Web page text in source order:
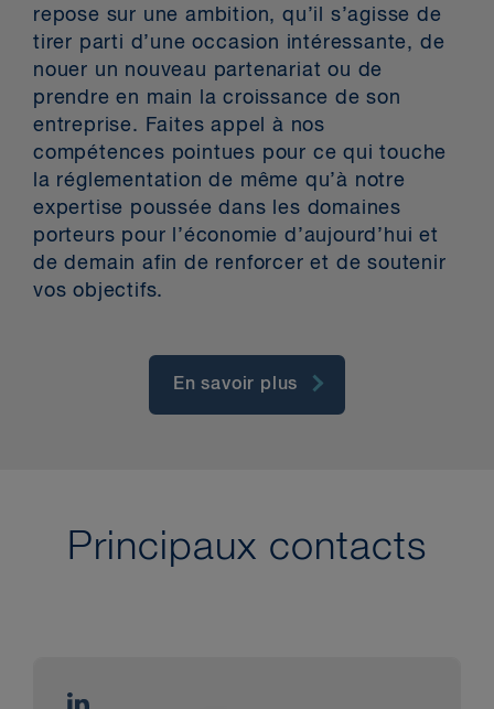
repose sur une ambition, qu’il s’agisse de
tirer parti d’une occasion intéressante, de
nouer un nouveau partenariat ou de
prendre en main la croissance de son
entreprise. Faites appel à nos
compétences pointues pour ce qui touche
la réglementation de même qu’à notre
expertise poussée dans les domaines
porteurs pour l’économie d’aujourd’hui et
de demain afin de renforcer et de soutenir
vos objectifs.
En savoir plus
Principaux contacts